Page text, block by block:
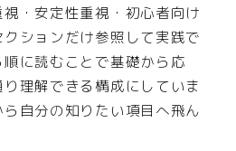
・安定性重視・初心者向け
ションだけ参照して実践で
に読むことで基礎から応
理解できる構成にしていま
自分の知りたい項目へ飛ん